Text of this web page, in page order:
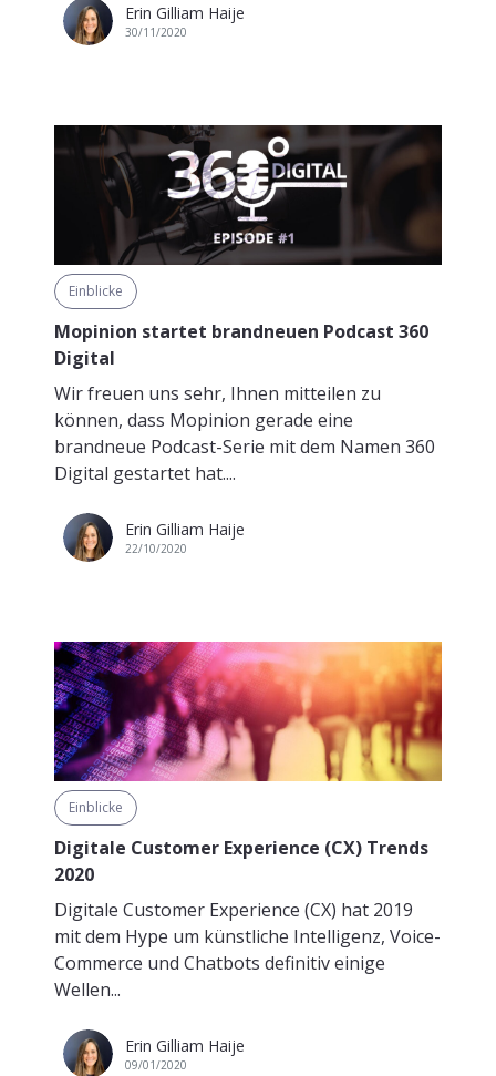
Erin Gilliam Haije
30/11/2020
Einblicke
Mopinion startet brandneuen Podcast 360
Digital
Wir freuen uns sehr, Ihnen mitteilen zu
können, dass Mopinion gerade eine
brandneue Podcast-Serie mit dem Namen 360
Digital gestartet hat....
Erin Gilliam Haije
22/10/2020
Einblicke
Digitale Customer Experience (CX) Trends
2020
Digitale Customer Experience (CX) hat 2019
mit dem Hype um künstliche Intelligenz, Voice-
Commerce und Chatbots definitiv einige
Wellen...
Erin Gilliam Haije
09/01/2020